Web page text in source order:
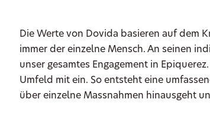
Die Werte von Dovida basieren auf dem
immer der einzelne Mensch. An seinen
unser gesamtes Engagement in
Umfeld mit ein. So entsteht eine
über einzelne Massnahmen hinausgeht